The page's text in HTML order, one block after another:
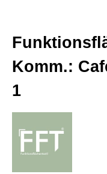
Komm.:
1